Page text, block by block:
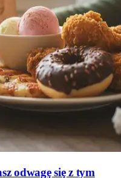
odwagę się z tym